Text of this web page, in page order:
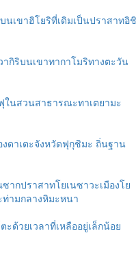
เขาฮิโยริที่เดิมเป็นปราสาทอิชิ
กิริบนเขาทากาโมริทางตะวัน
นสวนสาธารณะทาเตยามะ
ดาเตะจังหวัดฟุกุชิมะ ถิ่นฐาน
ากปราสาทโยเนซาวะเมืองโย
ท่ามกลางหิมะหนา
ด้วยเวลาที่เหลืออยู่เล็กน้อย